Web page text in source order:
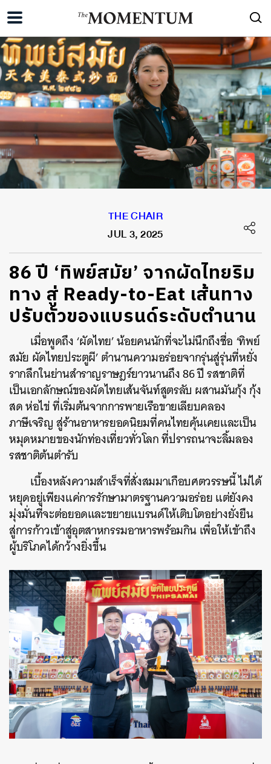
THE CHAIR
JUL 3, 2025
86 ปี ‘ทิพย์สมัย’ จากผัดไทยริม
ทาง สู่ Ready-to-Eat เส้นทาง
ปรับตัวของแบรนด์ระดับตำนาน
เมื่อพูดถึง ‘ผัดไทย’ น้อยคนนักที่จะไม่นึกถึงชื่อ ‘ทิพย์
สมัย ผัดไทยประตูผี’ตำนานความอร่อยจากรุ่นสู่รุ่นที่หยั่ง
รากลึกในย่านสำราญราษฎร์ยาวนานถึง 86 ปี รสชาติที่
เป็นเอกลักษณ์ของผัดไทยเส้นจันท์สูตรลับ ผสานมันกุ้ง กุ้ง
สด ห่อไข่ ที่เริ่มต้นจากการพายเรือขายเลียบคลอง
ภาษีเจริญ สู่ร้านอาหารยอดนิยมที่คนไทยคุ้นเคยและเป็น
หมุดหมายของนักท่องเที่ยวทั่วโลก ที่ปรารถนาจะลิ้มลอง
รสชาติต้นตำรับ
เบื้องหลังความสำเร็จที่สั่งสมมาเกือบศตวรรษนี้ ไม่ได้
หยุดอยู่เพียงแค่การรักษามาตรฐานความอร่อย แต่ยังคง
มุ่งมั่นที่จะต่อยอดและขยายแบรนด์ให้เติบโตอย่างยั่งยืน
สู่การก้าวเข้าสู่อุตสาหกรรมอาหารพร้อมกิน เพื่อให้เข้าถึง
ผู้บริโภคได้กว้างยิ่งขึ้น